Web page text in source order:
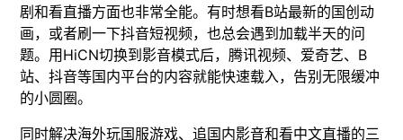
剧和看直播方面也非常全能。有时想看B站最新的国创动
画，或者刷一下抖音短视频，也总会遇到加载半天的问
题。用HiCN切换到影音模式后，腾讯视频、爱奇艺、B
站、抖音等国内平台的内容就能快速载入，告别无限缓冲
的小圆圈。
同时解决海外玩国服游戏、追国内影音和看中文直播的三